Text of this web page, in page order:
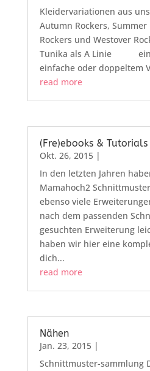
Kleidervariationen aus
Autumn Rockers, Summer
Rockers und Westover
Tunika als A Linie ein
einfache oder
read more
(Fre)ebooks &
Okt. 26, 2015|
In den letzten Jahren
Mamahoch2
ebenso viele
nach dem passenden
gesuchten Erweiterung
haben wir hier eine
dich...
read more
Nähen
Jan. 23, 2015|
Schnittmuster-sammlung